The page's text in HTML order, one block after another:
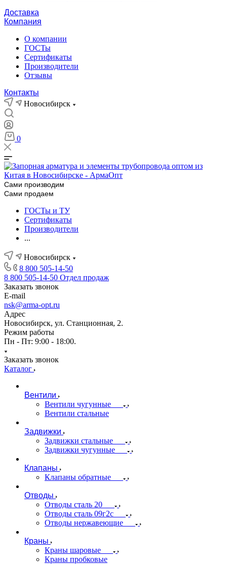
Доставка
Компания
О компании
ГОСТы
Сертификаты
Производители
Отзывы
Контакты
Новосибирск
0
Сами производим
Сами продаем
ГОСТы и ТУ
Сертификаты
Производители
...
Новосибирск
8 800 505-14-50
8 800 505-14-50 Отдел продаж
Заказать звонок
E-mail
nsk@arma-opt.ru
Адрес
Новосибирск, ул. Станционная, 2.
Режим работы
Пн - Пт: 9:00 - 18:00.
Заказать звонок
Каталог
Вентили
Вентили чугунные
Вентили стальные
Задвижки
Задвижки стальные
Задвижки чугунные
Клапаны
Клапаны обратные
Отводы
Отводы сталь 20
Отводы сталь 09г2с
Отводы нержавеющие
Краны
Краны шаровые
Краны пробковые